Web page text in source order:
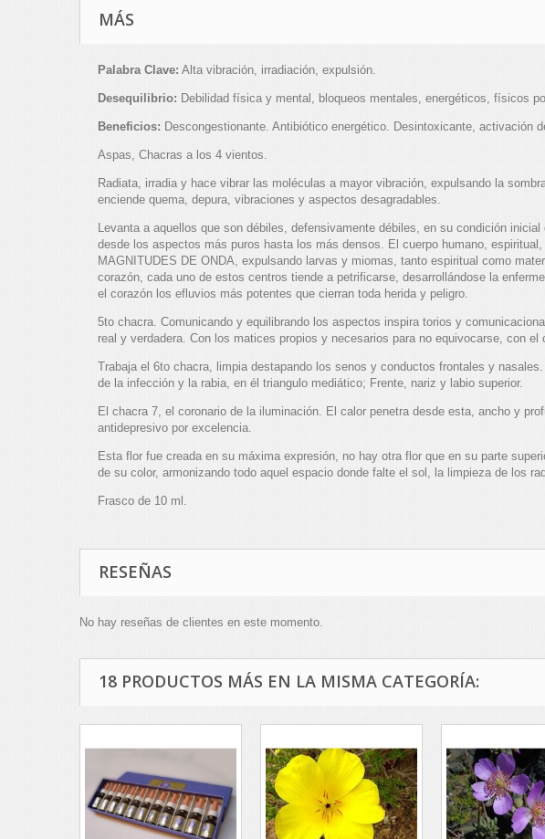
MÁS
Palabra Clave: Alta vibración, irradiación, expulsión.
Desequilibrio: Debilidad física y mental, bloqueos mentales, energéticos, físicos
Beneficios: Descongestionante. Antibiótico energético. Desintoxicante, activación
Aspas, Chacras a los 4 vientos.
Radiata, irradia y hace vibrar las moléculas a mayor vibración, expulsando la
enciende quema, depura, vibraciones y aspectos desagradables.
Levanta a aquellos que son débiles, defensivamente débiles, en su condición
desde los aspectos más puros hasta los más densos. El cuerpo humano,
MAGNITUDES DE ONDA, expulsando larvas y miomas, tanto espiritual como
corazón, cada uno de estos centros tiende a petrificarse, desarrollándose la
el corazón los efluvios más potentes que cierran toda herida y peligro.
5to chacra. Comunicando y equilibrando los aspectos inspira torios y
real y verdadera. Con los matices propios y necesarios para no equivocarse, con
Trabaja el 6to chacra, limpia destapando los senos y conductos frontales y
de la infección y la rabia, en él triangulo mediático; Frente, nariz y labio superior.
El chacra 7, el coronario de la iluminación. El calor penetra desde esta, ancho y
antidepresivo por excelencia.
Esta flor fue creada en su máxima expresión, no hay otra flor que en su parte
de su color, armonizando todo aquel espacio donde falte el sol, la limpieza de los
Frasco de 10 ml.
RESEÑAS
No hay reseñas de clientes en este momento.
18 PRODUCTOS MÁS EN LA MISMA CATEGORÍA: